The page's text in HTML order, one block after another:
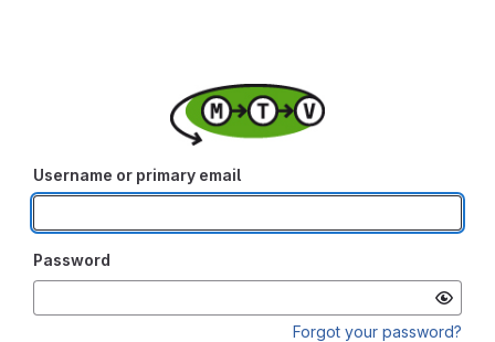
Username or primary email
Password
Forgot your password?